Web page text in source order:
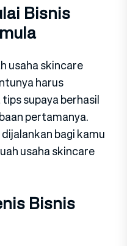
Bisnis
usaha skincare
harus
supaya berhasil
pertamanya.
bagi kamu
usaha skincare
Bisnis